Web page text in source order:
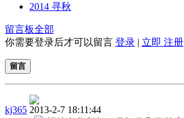
2014 寻秋
留言板全部
你需要登录后才可以留言 登录 | 立即 注册
留言
kj365 2013-2-7 18:11:44